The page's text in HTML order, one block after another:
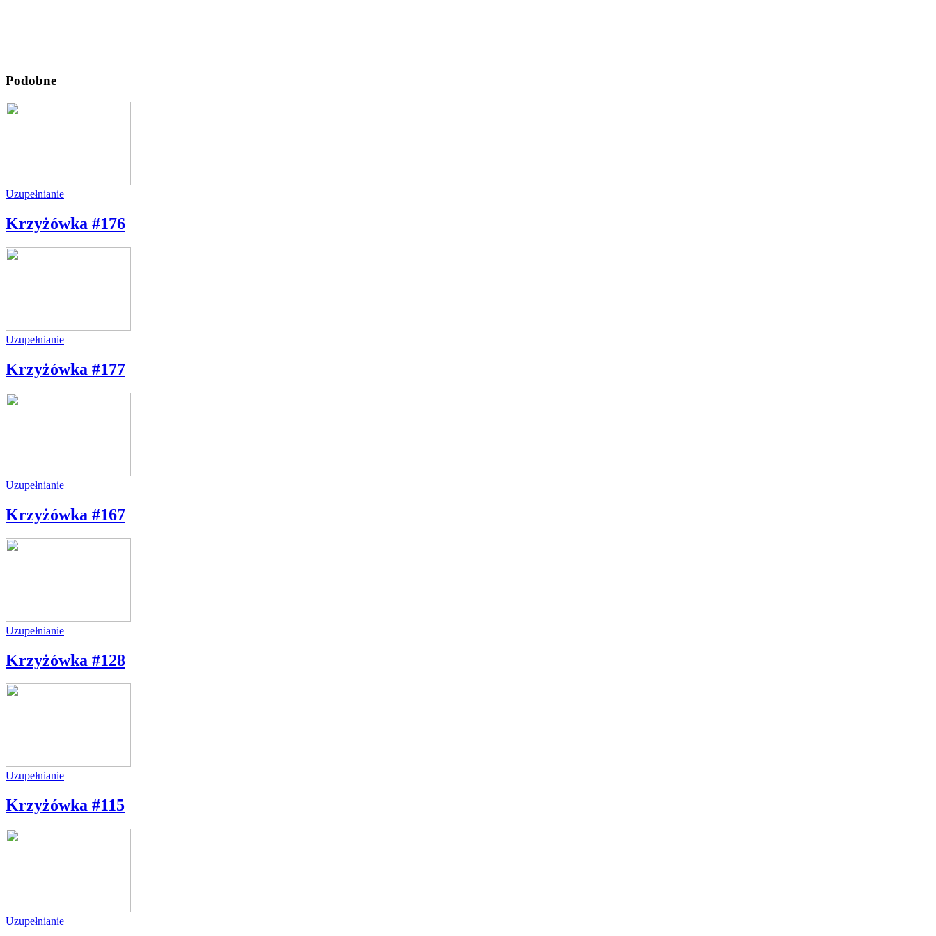
Podobne
Uzupełnianie
Krzyżówka #176
Uzupełnianie
Krzyżówka #177
Uzupełnianie
Krzyżówka #167
Uzupełnianie
Krzyżówka #128
Uzupełnianie
Krzyżówka #115
Uzupełnianie